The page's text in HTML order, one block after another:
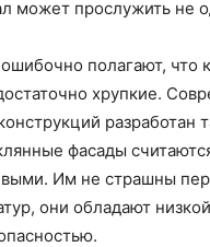
может прослужить не
полагают, что
хрупкие.
разработан
фасады
Им не страшны
они обладают низкой